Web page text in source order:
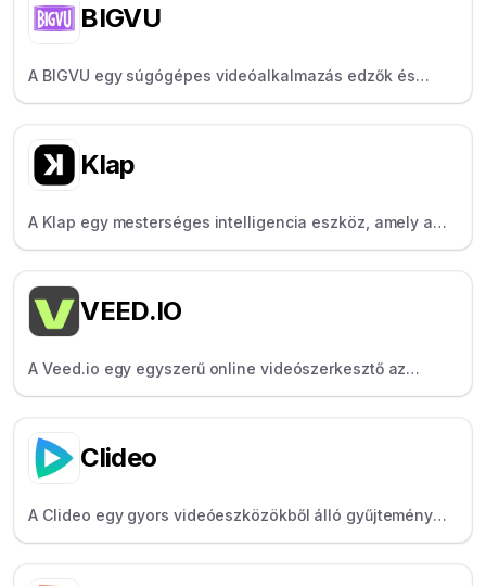
változatos effektjei miatt.
BIGVU
A BIGVU egy súgógépes videóalkalmazás edzők és
oktatók számára, amely forgatókönyvek, feliratok és
Klap
A Klap egy mesterséges intelligencia eszköz, amely a
YouTube-videókat TikTokká alakítja át a "szaftos
podcasterek számára.
VEED.IO
A Veed.io egy egyszerű online videószerkesztő az
alkotók számára a tartalmak gyors szerkesztéséhez és
Clideo
A Clideo egy gyors videóeszközökből álló gyűjtemény
alkalmi felhasználók számára, amely segít a videók